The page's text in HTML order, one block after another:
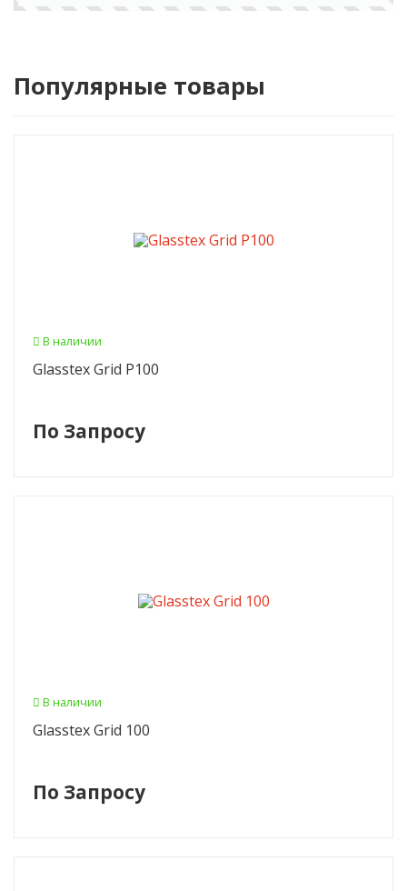
Популярные товары
В наличии
Glasstex Grid P100
По Запросу
В наличии
Glasstex Grid 100
По Запросу